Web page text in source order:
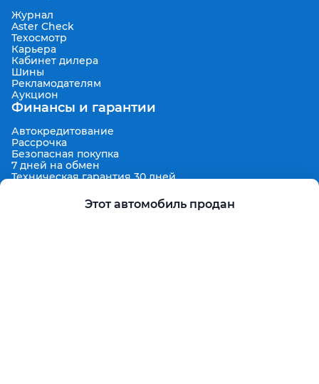
Этот автомобиль продан
Журнал
Aster Check
Техосмотр
Карьера
Кабинет дилера
Шины
Рекламодателям
Аукцион
Финансы и гарантии
Автокредитование
Рассрочка
Безопасная покупка
7 дней на обмен
Техническая гарантия 30 дней
Гарантированная цена выкупа